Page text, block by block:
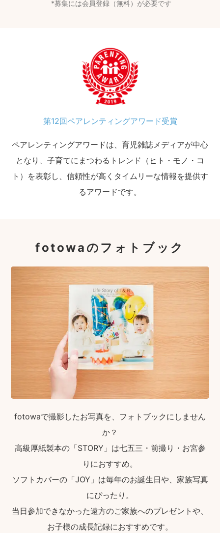
募集には会員登録（無料）が必要です
第12回ペアレンティングアワード受賞
ペアレンティングアワードは、育児雑誌メディアが中心
となり、子育てにまつわるトレンド（ヒト・モノ・コ
ト）を表彰し、信頼性が高くタイムリーな情報を提供す
るアワードです。
fotowaのフォトブック
fotowaで撮影したお写真を、フォトブックにしません
か？
高級厚紙製本の「STORY」は七五三・前撮り・お宮参
りにおすすめ。
ソフトカバーの「JOY」は毎年のお誕生日や、家族写真
にぴったり。
当日参加できなかった遠方のご家族へのプレゼントや、
お子様の成長記録におすすめです。